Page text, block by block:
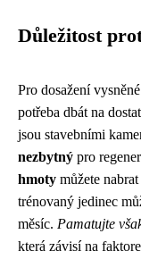
Důležitost
Pro dosažení
potřeba dbát na
jsou stavebními
nezbytný pro
hmoty můžete
trénovaný jedinec
měsíc. Pamatujte
která závisí na